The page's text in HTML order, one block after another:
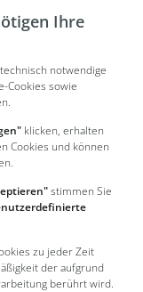
Ihre
notwendige
Cookies sowie
klicken, erhalten
Cookies und können
stimmen Sie
zu jeder Zeit
der aufgrund
berührt wird.